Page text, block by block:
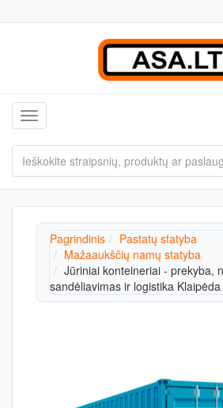
Toggle navigation
Pagrindinis
Pastatų statyba
Mažaaukščių namų statyba
Jūriniai konteineriai - prekyba,
sandėliavimas ir logistika Klaipėda